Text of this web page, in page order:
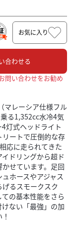
お気に入り
合わせる
問い合わせをお勧め
マレーシア仕様フル
る1,352cc水冷4気
灯式ヘッドライト
ートで圧倒的な存
応に走られてきた
ドリングから超ド
せています。足回
ホースやアジャス
るスモークスク
の基本性能をさら
ない「最強」の加